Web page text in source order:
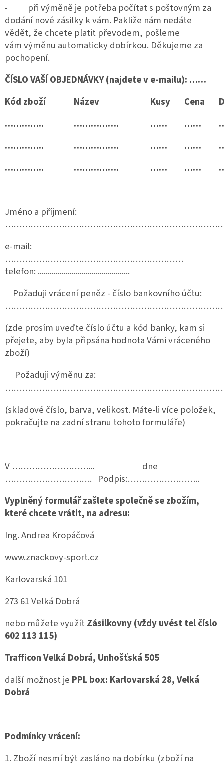
- při výměně je potřeba počítat s poštovným za
dodání nové zásilky k vám. Pakliže nám nedáte
vědět, že chcete platit převodem, pošleme
vám výměnu automaticky dobírkou. Děkujeme za
pochopení.
ČÍSLO VAŠÍ OBJEDNÁVKY (najdete v e-mailu): ……
Kód zboží
Název Kusy Cena
…………..
……………. …… ……
…………..
……………. …… ……
…………..
……………. …… ……
Jméno a příjmení:
e-mail:
………………………………………………………
telefon: ..............................................
Požaduji vrácení peněz - číslo bankovního účtu:
(zde prosím uveďte číslo účtu a kód banky, kam si
přejete, aby byla připsána hodnota Vámi vráceného
zboží)
Požaduji výměnu za:
(skladové číslo, barva, velikost. Máte-li více položek,
pokračujte na zadní stranu tohoto formuláře)
V ………………………... dne
…………………………. Podpis:……………………..
Vyplněný formulář zašlete společně se zbožím,
které chcete vrátit, na adresu:
Ing. Andrea Kropáčová
www.znackovy-sport.cz
Karlovarská 101
273 61 Velká Dobrá
nebo můžete využítZásilkovny (vždy uvést tel číslo
602 113 115)
Trafficon Velká Dobrá, Unhošťská 505
další možnost je PPL box: Karlovarská 28, Velká
Dobrá
Podmínky vrácení:
1. Zboží nesmí být zasláno na dobírku (zboží na